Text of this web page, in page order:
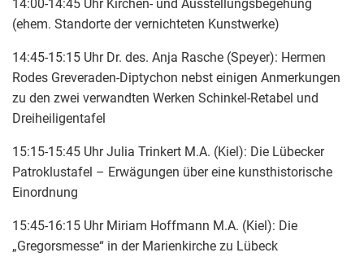
14:00-14:45 Uhr Kirchen- und Ausstellungsbegehung
(ehem. Standorte der vernichteten Kunstwerke)
14:45-15:15 Uhr Dr. des. Anja Rasche (Speyer): Hermen
Rodes Greveraden-Diptychon nebst einigen Anmerkungen
zu den zwei verwandten Werken Schinkel-Retabel und
Dreiheiligentafel
15:15-15:45 Uhr Julia Trinkert M.A. (Kiel): Die Lübecker
Patroklustafel – Erwägungen über eine kunsthistorische
Einordnung
15:45-16:15 Uhr Miriam Hoffmann M.A. (Kiel): Die
„Gregorsmesse“ in der Marienkirche zu Lübeck